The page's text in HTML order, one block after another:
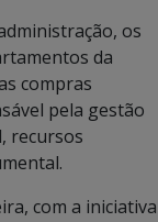
os
da
compras
pela gestão
recursos
com a iniciativa